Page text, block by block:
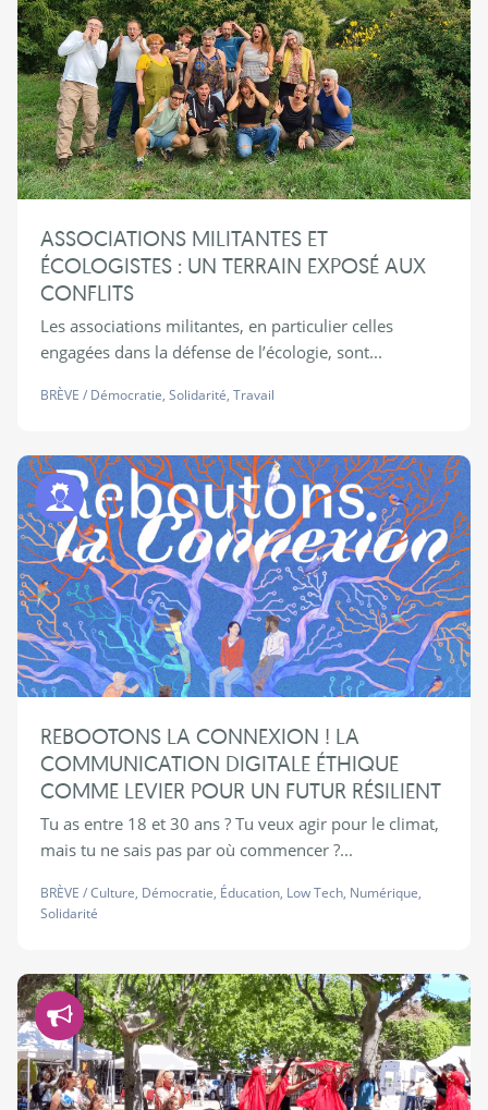
ASSOCIATIONS MILITANTES ET
ÉCOLOGISTES : UN TERRAIN EXPOSÉ AUX
CONFLITS
Les associations militantes, en particulier celles
engagées dans la défense de l’écologie, sont...
BRÈVE / Démocratie, Solidarité, Travail
Programme Jeunes
REBOOTONS LA CONNEXION ! LA
COMMUNICATION DIGITALE ÉTHIQUE
COMME LEVIER POUR UN FUTUR RÉSILIENT
Tu as entre 18 et 30 ans ? Tu veux agir pour le climat,
mais tu ne sais pas par où commencer ?...
BRÈVE /Culture, Démocratie, Éducation, Low Tech, Numérique,
Solidarité
Démocratie